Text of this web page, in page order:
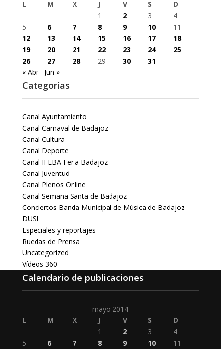
L M X J V S
D
1
2 3
4
5
6 7 8 9 10
11
12
13 14 15 16 17
18
19
20 21 22 23 24
25
26
27 28 29 30
31
« Abr
Jun »
Categorías
Canal Ayuntamiento
Canal Carnaval de Badajoz
Canal Cultura
Canal Deporte
Canal IFEBA Feria Badajoz
Canal Juventud
Canal Plenos Online
Canal Semana Santa de Badajoz
Conciertos Banda Municipal de Música de Badajoz
DUSI
Especiales y reportajes
Ruedas de Prensa
Uncategorized
Vídeos 360
Calendario de publicaciones
mayo 2014
L
M X J V S
D
1
2 3
4
5
6 7 8 9 10
11